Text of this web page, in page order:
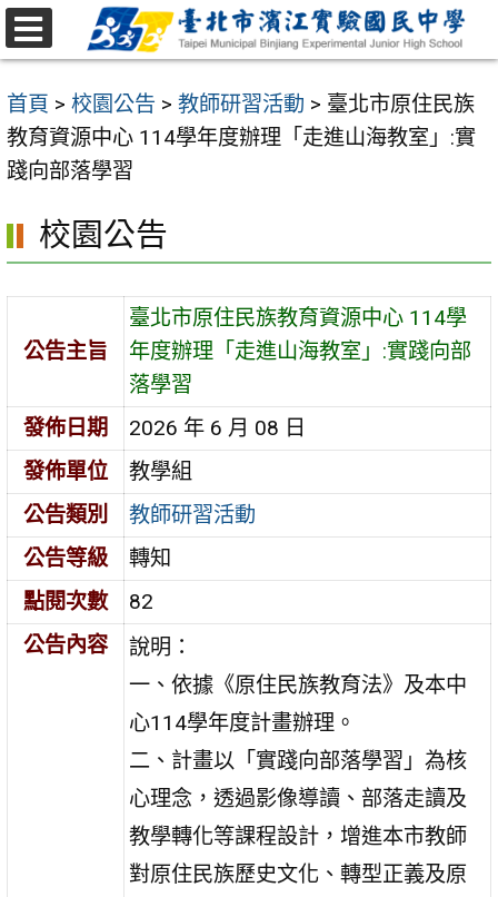
跳
至
要
內
容
首頁 > 校園公告 > 教師研習活動 > 臺北市原住民族
教育資源中心 114學年度辦理「走進山海教室」:實
踐向部落學習
校園公告
公告主旨
臺北市原住民族教育資源中心 114學
年度辦理「走進山海教室」:實踐向部
落學習
發佈日期
2026 年 6 月 08 日
發佈單位
教學組
公告類別
教師研習活動
公告等級
轉知
點閱次數
82
公告內容
說明：
一、依據《原住民族教育法》及本中
心114學年度計畫辦理。
二、計畫以「實踐向部落學習」為核
心理念，透過影像導讀、部落走讀及
教學轉化等課程設計，增進本市教師
對原住民族歷史文化、轉型正義及原
選
單